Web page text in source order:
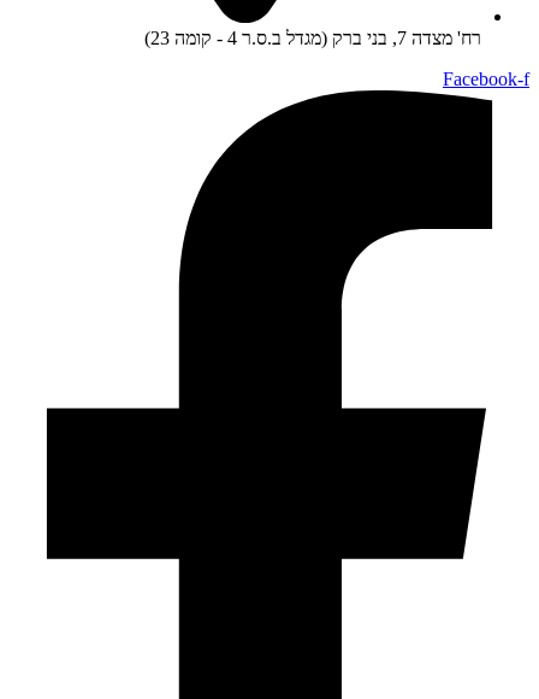
רח' מצדה 7, בני ברק (מגדל ב.ס.ר 4 - קומה 23)
Facebook-f